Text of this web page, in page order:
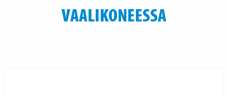
VAALIKONEESSA